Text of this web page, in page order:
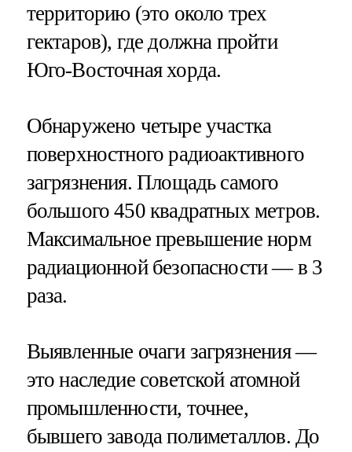
территорию (это около трех
гектаров), где должна пройти
Юго-Восточная хорда.
Обнаружено четыре участка
поверхностного радиоактивного
загрязнения. Площадь самого
большого 450 квадратных метров.
Максимальное превышение норм
радиационной безопасности — в 3
раза.
Выявленные очаги загрязнения —
это наследие советской атомной
промышленности, точнее,
бывшего завода полиметаллов. До